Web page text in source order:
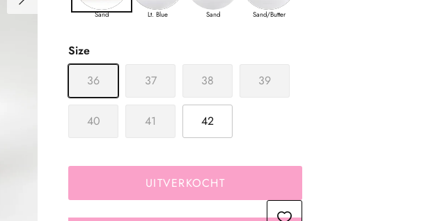
Sand Lt. Blue Sand Sand/Butter
Size
36
37 38 39
40 41 42
UITVERKOCHT